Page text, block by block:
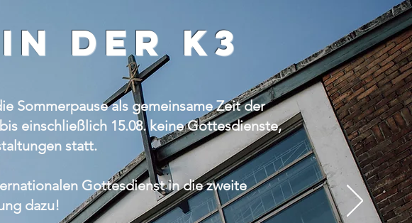
der k3
Sommerpause als gemeinsame Zeit der
einschließlich 15.08. keine Gottesdienste,
statt.
Gottesdienst in die zweite
dazu!